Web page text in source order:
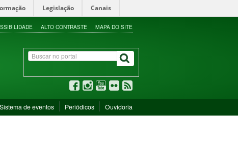
Legislação Canais
ALTO CONTRASTE MAPA DO SITE
Sistema de eventos Periódicos Ouvidoria